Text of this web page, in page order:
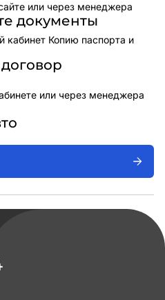
или через менеджера
документы
кабинет Копию паспорта и
или через менеджера